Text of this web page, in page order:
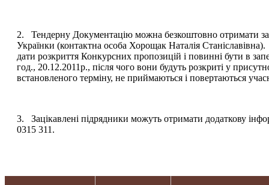
2. Тендерну Документацію можна безкоштовно отримати
Українки (контактна особа Хорощак Наталія
дати розкриття Конкурсних пропозицій і повинні бути в
год., 20.12.2011р., після чого вони будуть розкриті у
встановленого терміну, не приймаються і повертаються
3. Зацікавлені підрядники можуть отримати додаткову
0315 311.